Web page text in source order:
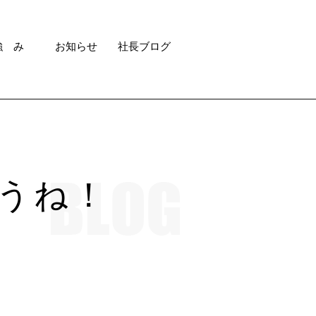
み お知らせ 社長ブログ
ね！